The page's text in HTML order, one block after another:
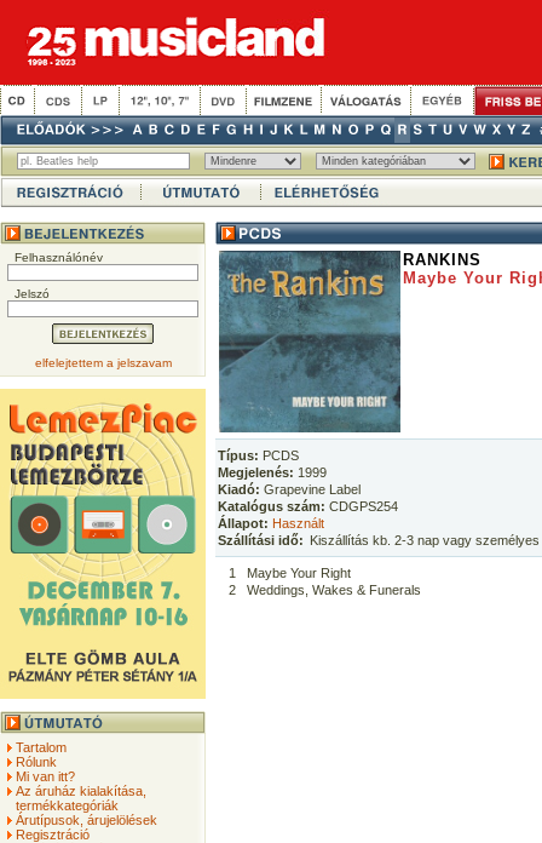
Felhasználónév
Jelszó
elfelejtettem a jelszavam
Tartalom
Rólunk
Mi van itt?
Az áruház kialakítása,
termékkategóriák
Árutípusok, árujelölések
Regisztráció
RANKINS
Maybe Your
Típus: PCDS
Megjelenés: 1999
Kiadó: Grapevine Label
Katalógus szám: CDGPS254
Állapot: Használt
Szállítási idő: Kiszállítás kb. 2-3 nap vagy
1
Maybe Your Right
2
Weddings, Wakes & Funerals